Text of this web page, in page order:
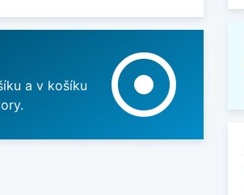
a v košíku
adjust